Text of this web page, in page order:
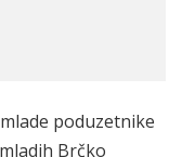
poduzetnike
Brčko